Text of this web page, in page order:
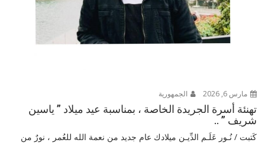
مارس 6, 2026 الجمهورية
تهنئة أسرة الجريدة الخاصة ، بمناسبة عيد ميلاد ” ياسين
شريف ” ..
كَتبت / نُـور عَلَـم الدِّيـن ميلادك عام جديد من نعمة الله للعُمر ، نورٌ من